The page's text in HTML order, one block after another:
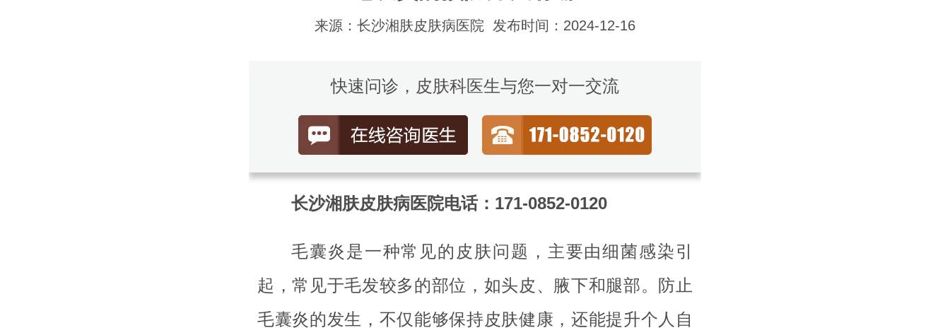
来源：长沙湘肤皮肤病医院 发布时间：2024-12-16
快速问诊，皮肤科医生与您一对一交流
长沙湘肤皮肤病医院电话：171-0852-0120
毛囊炎是一种常见的皮肤问题，主要由细菌感染引
起，常见于毛发较多的部位，如头皮、腋下和腿部。防止
毛囊炎的发生，不仅能够保持皮肤健康，还能提升个人自